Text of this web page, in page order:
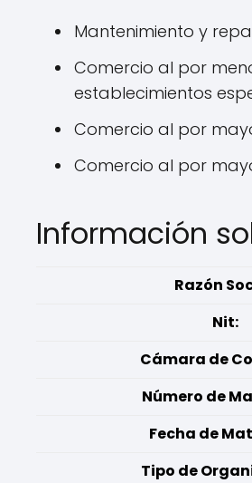
Mantenimiento y
Comercio al por
establecimientos
Comercio al por
Comercio al por
Información
Razón
Nit:
Cámara de
Número de
Fecha de
Tipo de